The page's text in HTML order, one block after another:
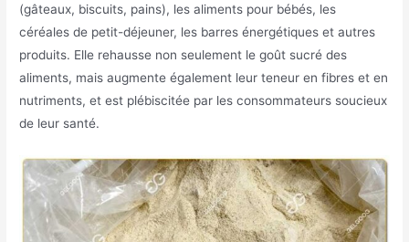
(gâteaux, biscuits, pains), les aliments pour bébés, les
céréales de petit-déjeuner, les barres énergétiques et autres
produits. Elle rehausse non seulement le goût sucré des
aliments, mais augmente également leur teneur en fibres et en
nutriments, et est plébiscitée par les consommateurs soucieux
de leur santé.